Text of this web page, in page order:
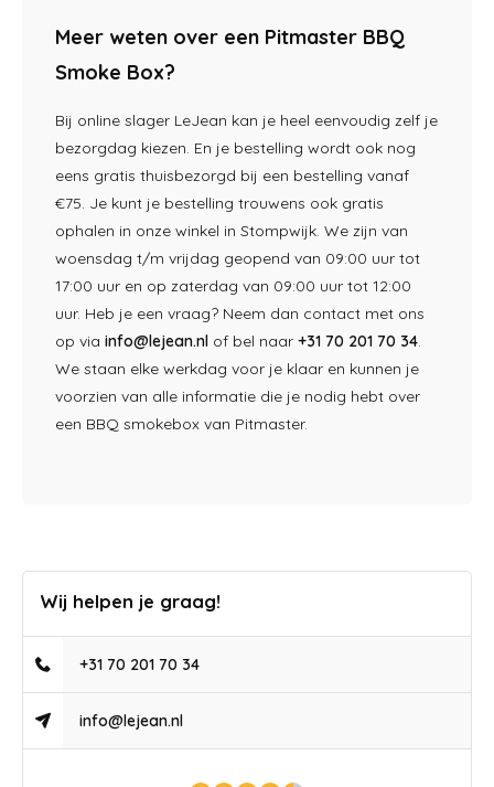
Meer weten over een Pitmaster BBQ
Smoke Box?
Bij online slager LeJean kan je heel eenvoudig zelf je
bezorgdag kiezen. En je bestelling wordt ook nog
eens gratis thuisbezorgd bij een bestelling vanaf
€75. Je kunt je bestelling trouwens ook gratis
ophalen in onze winkel in Stompwijk. We zijn van
woensdag t/m vrijdag geopend van 09:00 uur tot
17:00 uur en op zaterdag van 09:00 uur tot 12:00
uur. Heb je een vraag? Neem dan contact met ons
op via info@lejean.nl of bel naar +31 70 201 70 34.
We staan elke werkdag voor je klaar en kunnen je
voorzien van alle informatie die je nodig hebt over
een BBQ smokebox van Pitmaster.
Wij helpen je graag!
+31 70 201 70 34
info@lejean.nl